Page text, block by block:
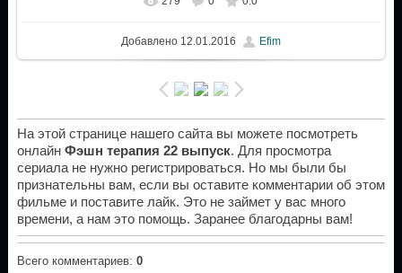
Добавлено12.01.2016 Efim
На этой странице нашего сайта вы можете посмотреть
онлайн Фэшн терапия 22 выпуск. Для просмотра
сериала не нужно регистрироваться. Но мы были бы
признательны вам, если вы оставите комментарии об этом
фильме и поставите лайк. Это не займет у вас много
времени, а нам это помощь. Заранее благодарны вам!
Всего комментариев: 0